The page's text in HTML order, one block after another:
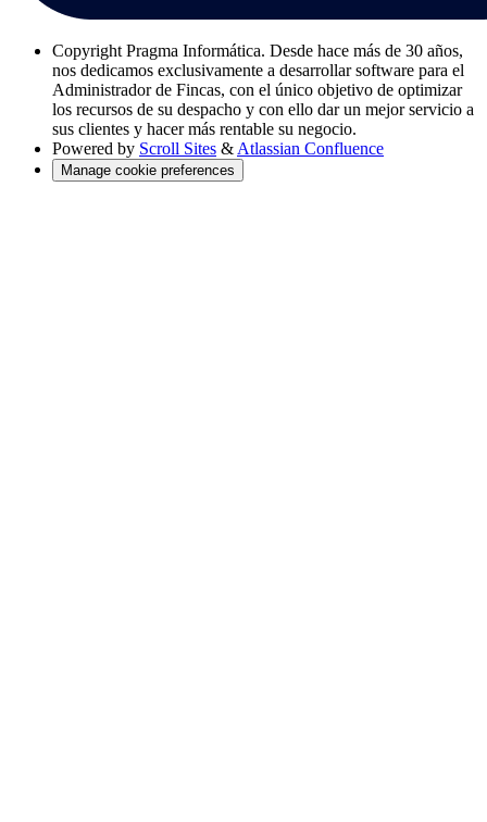
Copyright Pragma Informática. Desde hace más de 30 años,
nos dedicamos exclusivamente a desarrollar software para el
Administrador de Fincas, con el único objetivo de optimizar
los recursos de su despacho y con ello dar un mejor servicio a
sus clientes y hacer más rentable su negocio.
Powered by Scroll Sites & Atlassian Confluence
Manage cookie preferences